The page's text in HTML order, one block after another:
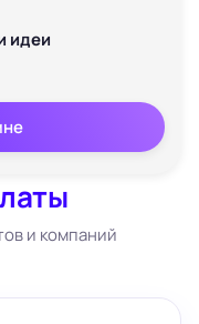
идеи
и компаний